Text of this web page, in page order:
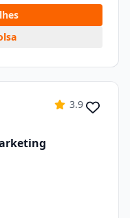
3.9